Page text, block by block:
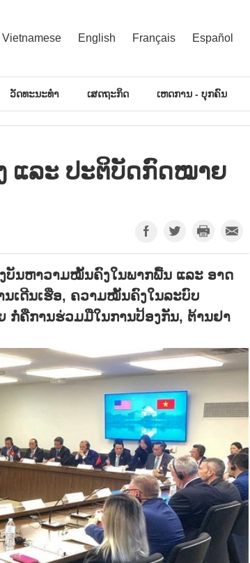
Vietnamese English Français Español
ວັດທະນະທຳ ເສດຖະກິດ ເຫດການ - ບຸກຄົນ
ແລະ ປະ​ຕິ​ບັດ​ກົດ​ໝາຍ​
ບັນຫາວາມໝັ້ນຄົງໃນພາກພື້ນ ແລະ ອາດ
ເດີນເຮືອ, ຄວາມໝັ້ນຄົງໃນລະບົບ
ກໍ່ຄືການຮ່ວມມືໃນການປ້ອງກັນ, ຕ້ານຢາ